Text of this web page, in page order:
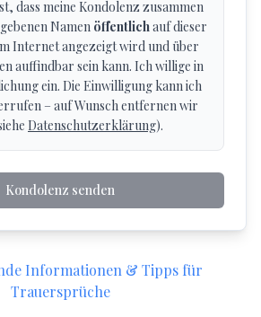
dass meine Kondolenz zusammen
Namen öffentlichauf dieser
Internet angezeigt wird und über
auffindbar sein kann. Ich willige in
ein. Die Einwilligung kann ich
– auf Wunsch entfernen wir
Datenschutzerklärung).
Kondolenz senden
Informationen & Tipps für
Trauersprüche